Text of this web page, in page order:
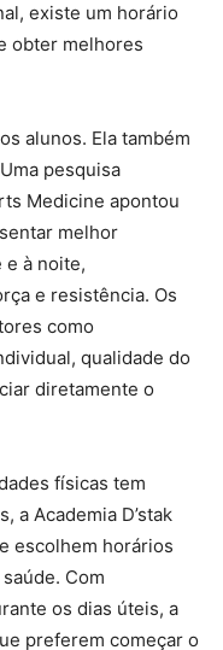
existe um horário
obter melhores
alunos. Ela também
pesquisa
Medicine apontou
melhor
e à noite,
e resistência. Os
como
qualidade do
diretamente o
físicas tem
a Academia D’stak
escolhem horários
Com
os dias úteis, a
preferem começar o